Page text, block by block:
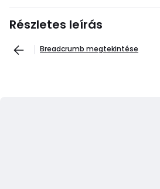
Részletes leírás
Breadcrumb megtekintése